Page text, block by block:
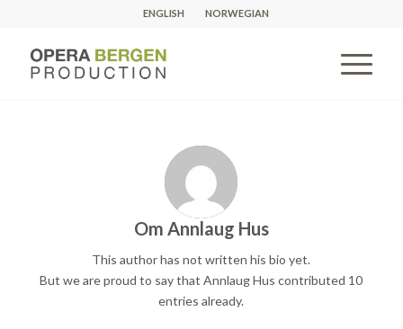
ENGLISH NORWEGIAN
Om Annlaug Hus
This author has not written his bio yet.
But we are proud to say thatAnnlaug Hus contributed 10
entries already.